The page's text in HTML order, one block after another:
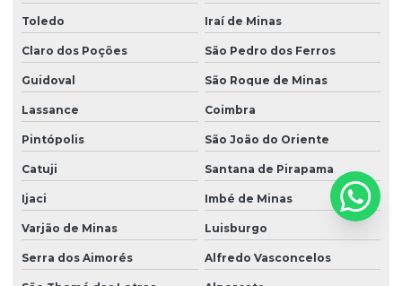
Toledo Iraí de Minas
Claro dos Poções São Pedro dos Ferros
Guidoval São Roque de Minas
Lassance Coimbra
Pintópolis São João do Oriente
Catuji Santana de Pirapama
Ijaci Imbé de Minas
Varjão de Minas Luisburgo
Serra dos Aimorés Alfredo Vasconcelos